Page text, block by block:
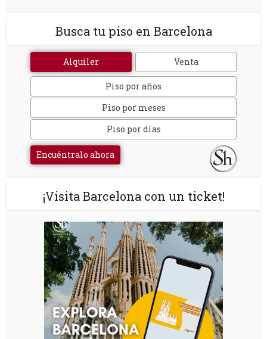
Busca tu piso en Barcelona
Alquiler Venta
Piso por años
Piso por meses
Piso por días
Encuéntralo ahora
¡Visita Barcelona con un ticket!